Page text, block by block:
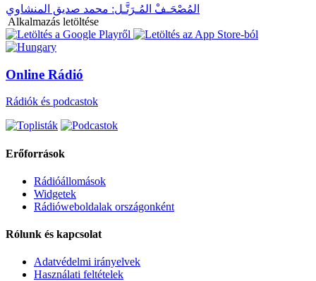
المُصْحَـفْ المُـرَتَّـل: محمد صديق المنشاوي
Alkalmazás letöltése
Online Rádió
Rádiók és podcastok
Erőforrások
Rádióállomások
Widgetek
Rádióweboldalak országonként
Rólunk és kapcsolat
Adatvédelmi irányelvek
Használati feltételek